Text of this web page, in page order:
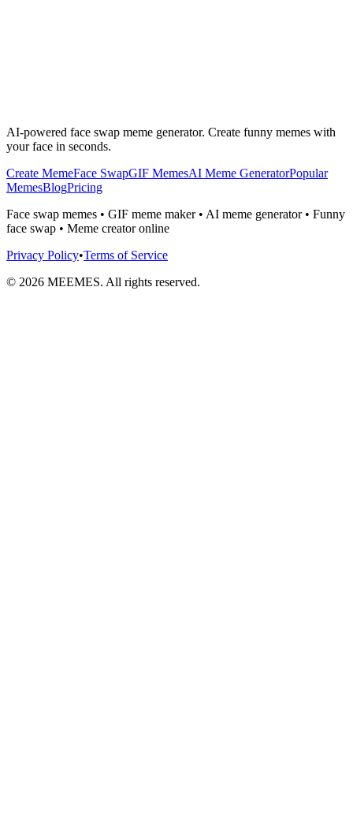
AI-powered face swap meme generator. Create funny memes with
your face in seconds.
Create MemeFace SwapGIF MemesAI Meme GeneratorPopular
MemesBlogPricing
Face swap memes • GIF meme maker • AI meme generator • Funny
face swap • Meme creator online
Privacy Policy•Terms of Service
© 2026 MEEMES. All rights reserved.